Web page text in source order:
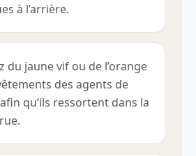
à l’arrière.
du jaune vif ou de l’orange
des agents de
qu’ils ressortent dans la